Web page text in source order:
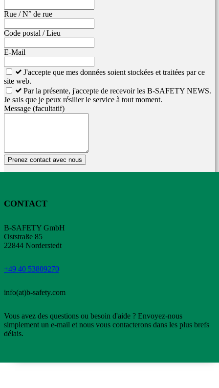
Rue / N° de rue
Code postal / Lieu
E-Mail
J'accepte que mes données soient stockées et traitées par ce
site web.
Par la présente, j'accepte de recevoir les B-SAFETY NEWS.
Je sais que je peux résilier le service à tout moment.
Message (facultatif)
Prenez contact avec nous
CONTACT
B-SAFETY GmbH
Oststraße 85
22844 Norderstedt
+49 40 53809270
info(at)b-safety.com
Vous avez des questions ou besoin d'aide ? Envoyez-nous
simplement un e-mail et nous vous contacterons dans les plus brefs
délais.